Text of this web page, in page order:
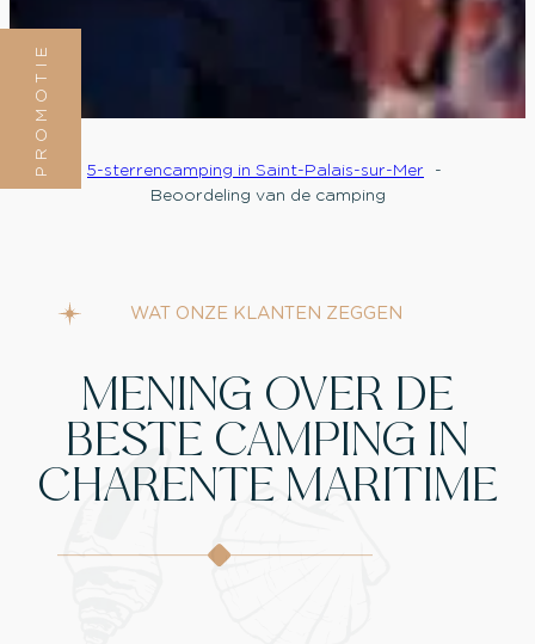
PROMOTIE
5-sterrencamping in Saint-Palais-sur-Mer
Beoordeling van de camping
WAT ONZE KLANTEN ZEGGEN
MENING OVER DE
BESTE CAMPING IN
CHARENTE MARITIME